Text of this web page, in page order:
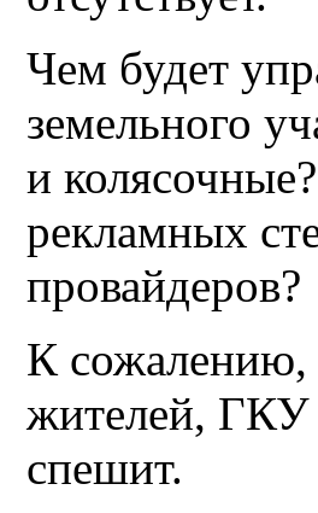
Чем будет
земельного
и
рекламных
провайдеров?
К сожалению,
жителей, ГКУ
спешит.